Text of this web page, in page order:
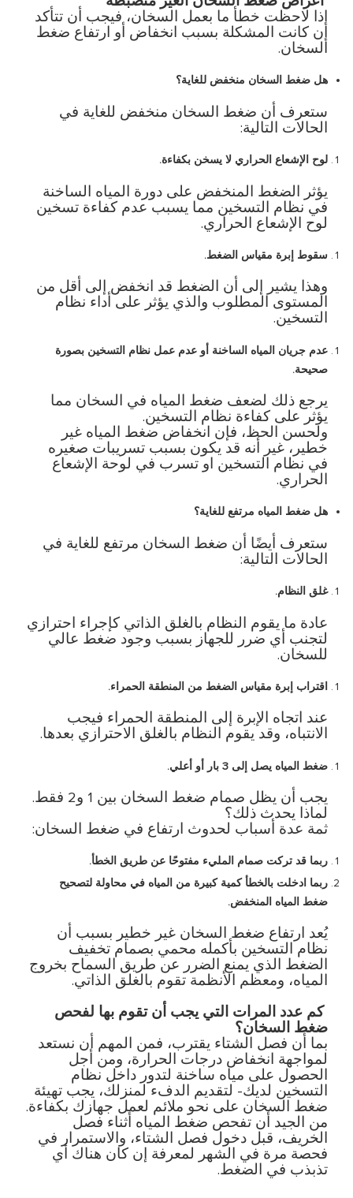
إذا لاحظت خطأ ما بعمل السخان، فيجب أن تتأكد
إن كانت المشكلة بسبب انخفاض أو ارتفاع ضغط
السخان.
هل ضغط السخان منخفض للغاية؟
ستعرف أن ضغط السخان منخفض للغاية في
الحالات التالية:
لوح الإشعاع الحراري لا يسخن بكفاءة.
يؤثر الضغط المنخفض على دورة المياه الساخنة
في نظام التسخين مما يسبب عدم كفاءة تسخين
لوح الإشعاع الحراري.
سقوط إبرة مقياس الضغط.
وهذا يشير إلى أن الضغط قد انخفض إلى أقل من
المستوى المطلوب والذي يؤثر على أداء نظام
التسخين.
عدم جريان المياه الساخنة أو عدم عمل نظام التسخين بصورة
صحيحة.
يرجع ذلك لضعف ضغط المياه في السخان مما
يؤثر على كفاءة نظام التسخين.
ولحسن الحظ، فإن انخفاض ضغط المياه غير
خطير، غير أنه قد يكون بسبب تسريبات صغيره
في نظام التسخين او تسرب في لوحة الإشعاع
الحراري.
هل ضغط المياه مرتفع للغاية؟
ستعرف أيضًا أن ضغط السخان مرتفع للغاية في
الحالات التالية:
غلق النظام.
عادة ما يقوم النظام بالغلق الذاتي كإجراء احترازي
لتجنب أي ضرر للجهاز بسبب وجود ضغط عالي
للسخان.
اقتراب إبرة مقياس الضغط من المنطقة الحمراء.
عند اتجاه الإبرة إلى المنطقة الحمراء فيجب
الانتباه، وقد يقوم النظام بالغلق الاحترازي بعدها.
ضغط المياه يصل إلى بار أو أعلي.
يجب أن يظل صمام ضغط السخان بين و2 فقط.
لماذا يحدث ذلك؟
ثمة عدة أسباب لحدوث ارتفاع في ضغط السخان:
ربما قد تركت صمام المليء مفتوحًا عن طريق الخطأ.
ربما ادخلت بالخطأ كمية كبيرة من المياه في محاولة لتصحيح
ضغط المياه المنخفض.
يُعد ارتفاع ضغط السخان غير خطير بسبب أن
نظام التسخين بأكمله محمي بصمام تخفيف
الضغط الذي يمنع الضرر عن طريق السماح بخروج
المياه، ومعظم الأنظمة تقوم بالغلق الذاتي.
كم عدد المرات التي يجب أن تقوم بها لفحص
ضغط السخان؟
بما أن فصل الشتاء يقترب، فمن المهم أن نستعد
لمواجهة انخفاض درجات الحرارة، ومن أجل
الحصول على مياه ساخنة لتدور داخل نظام
التسخين لديك- لتقديم الدفء لمنزلك، يجب تهيئة
ضغط السخان على نحو ملائم لعمل جهازك بكفاءة.
من الجيد أن تفحص ضغط المياه أثناء فصل
الخريف، قبل دخول فصل الشتاء، والاستمرار في
فحصة مرة في الشهر لمعرفة إن كان هناك أي
تذبذب في الضغط.